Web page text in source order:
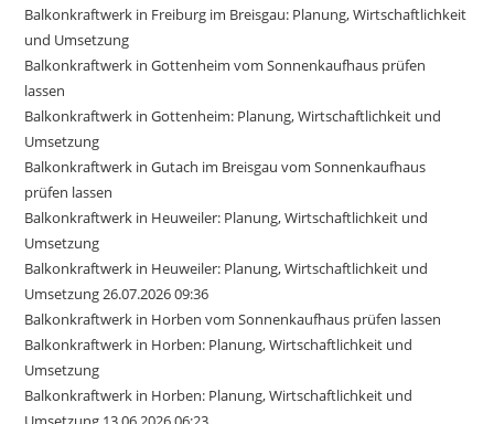
Balkonkraftwerk in Freiburg im Breisgau: Planung, Wirtschaftlichkeit
und Umsetzung
Balkonkraftwerk in Gottenheim vom Sonnenkaufhaus prüfen
lassen
Balkonkraftwerk in Gottenheim: Planung, Wirtschaftlichkeit und
Umsetzung
Balkonkraftwerk in Gutach im Breisgau vom Sonnenkaufhaus
prüfen lassen
Balkonkraftwerk in Heuweiler: Planung, Wirtschaftlichkeit und
Umsetzung
Balkonkraftwerk in Heuweiler: Planung, Wirtschaftlichkeit und
Umsetzung 26.07.2026 09:36
Balkonkraftwerk in Horben vom Sonnenkaufhaus prüfen lassen
Balkonkraftwerk in Horben: Planung, Wirtschaftlichkeit und
Umsetzung
Balkonkraftwerk in Horben: Planung, Wirtschaftlichkeit und